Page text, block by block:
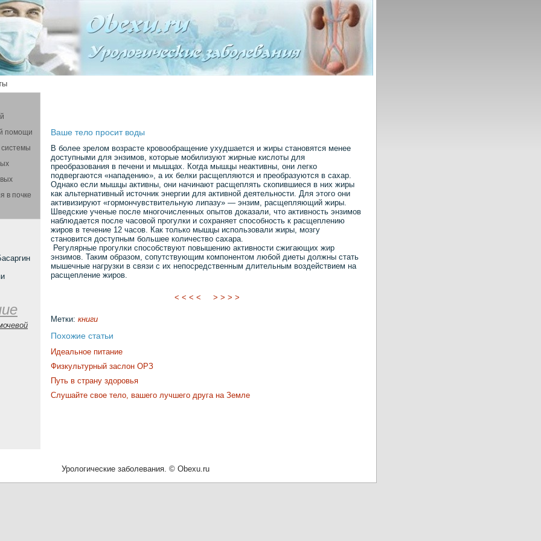
помощи
в почке
Ваше тело просит воды
В более зрелом возрасте кровообращение ухудшается и жиры становятся менее
доступными для энзимов, которые мобилизуют жирные кислоты для
преобразования в печени и мышцах. Когда мышцы неактивны, они легко
подвергаются «нападению», а их белки расщепляются и преобразуются в сахар.
Однако если мышцы активны, они начинают расщеплять скопившиеся в них жиры
как альтернативный источник энергии для активной деятельности. Для этого они
активизируют «гормончувствительную липазу» — энзим, расщепляющий жиры.
Шведские ученые после многочисленных опытов доказали, что активность энзимов
наблюдается после часовой прогулки и сохраняет способность к расщеплению
жиров в течение 12 часов. Как только мышцы использовали жиры, мозгу
становится доступным большее количество сахара.
Регулярные прогулки способствуют повышению активности сжигающих жир
энзимов. Таким образом, сопутствующим компонентом любой диеты должны стать
мышечные нагрузки в связи с их непосредственным длительным воздействием на
расщепление жиров.
< < < < > > > >
Метки: книги
Похожие статьи
Идеальное питание
Физкультурный заслон ОРЗ
Путь в страну здоровья
Слушайте свое тело, вашего лучшего друга на Земле
Урологические заболевания. © Obexu.ru